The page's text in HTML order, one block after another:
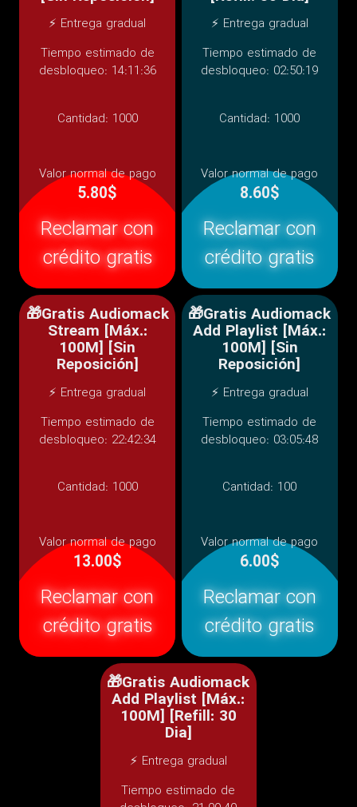
⚡ Entrega gradual
Tiempo estimado de
desbloqueo: 14:11:36
Cantidad: 1000
Valor normal de pago
5.80$
Reclamar con
crédito gratis
⚡ Entrega gradual
Tiempo estimado de
desbloqueo: 02:50:19
Cantidad: 1000
Valor normal de pago
8.60$
Reclamar con
crédito gratis
🎁Gratis Audiomack
Stream [Máx.:
100M] [Sin
Reposición]
⚡ Entrega gradual
Tiempo estimado de
desbloqueo: 22:42:34
Cantidad: 1000
Valor normal de pago
13.00$
Reclamar con
crédito gratis
🎁Gratis Audiomack
Add Playlist [Máx.:
100M] [Sin
Reposición]
⚡ Entrega gradual
Tiempo estimado de
desbloqueo: 03:05:48
Cantidad: 100
Valor normal de pago
6.00$
Reclamar con
crédito gratis
🎁Gratis Audiomack
Add Playlist [Máx.:
100M] [Refill: 30
Dia]
⚡ Entrega gradual
Tiempo estimado de